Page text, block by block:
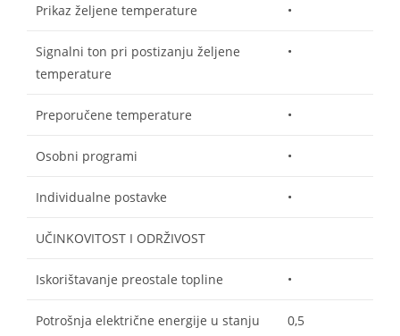
Prikaz željene temperature •
Signalni ton pri postizanju željene
temperature
•
Preporučene temperature •
Osobni programi •
Individualne postavke •
UČINKOVITOST I ODRŽIVOST
Iskorištavanje preostale topline •
Potrošnja električne energije u stanju
0,5